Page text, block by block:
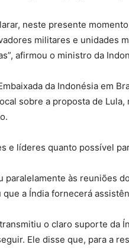
neste presente
militares e unidades
afirmou o ministro da
da Indonésia em
sobre a proposta de
e líderes quanto possível
paralelamente às reuniões
a Índia fornecerá
o claro suporte da
Ele disse que, para a